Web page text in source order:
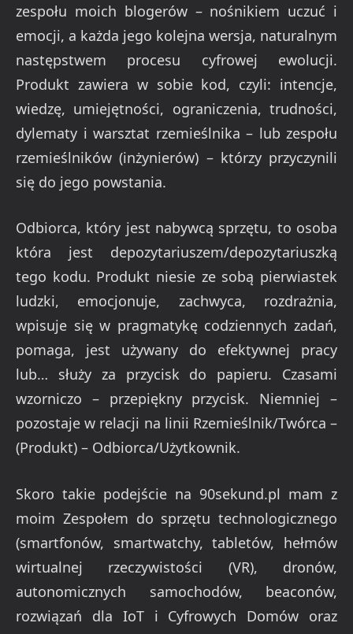
zespołu moich blogerów – nośnikiem uczuć i
emocji, a każda jego kolejna wersja, naturalnym
następstwem procesu cyfrowej ewolucji.
Produkt zawiera w sobie kod, czyli: intencje,
wiedzę, umiejętności, ograniczenia, trudności,
dylematy i warsztat rzemieślnika – lub zespołu
rzemieślników (inżynierów) – którzy przyczynili
się do jego powstania.
Odbiorca, który jest nabywcą sprzętu, to osoba
która jest depozytariuszem/depozytariuszką
tego kodu. Produkt niesie ze sobą pierwiastek
ludzki, emocjonuje, zachwyca, rozdrażnia,
wpisuje się w pragmatykę codziennych zadań,
pomaga, jest używany do efektywnej pracy
lub… służy za przycisk do papieru. Czasami
wzorniczo – przepiękny przycisk. Niemniej –
pozostaje w relacji na linii Rzemieślnik/Twórca –
(Produkt) – Odbiorca/Użytkownik.
Skoro takie podejście na 90sekund.pl mam z
moim Zespołem do sprzętu technologicznego
(smartfonów, smartwatchy, tabletów, hełmów
wirtualnej rzeczywistości (VR), dronów,
autonomicznych samochodów, beaconów,
rozwiązań dla IoT i Cyfrowych Domów oraz